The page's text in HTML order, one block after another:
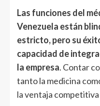
Las funciones del
Venezuela están
estricto, pero su
capacidad de
la empresa. Contar
tanto la medicina
la ventaja